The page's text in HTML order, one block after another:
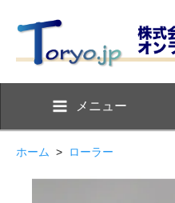
メニュー
ホーム > ローラー